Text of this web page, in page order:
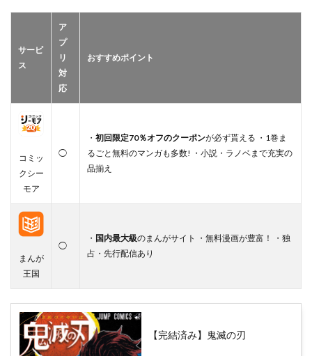
サービ
ス
ア
プ
リ
対
応
おすすめポイント
コミッ
クシー
モア
◯
・ 初回限定70％オフのクーポンが必ず貰える ・1巻ま
るごと無料のマンガも多数! ・小説・ラノベまで充実の
品揃え
まんが
王国
◯
・ 国内最大級のまんがサイト ・無料漫画が豊富！ ・独
占・先行配信あり
【完結済み】鬼滅の刃